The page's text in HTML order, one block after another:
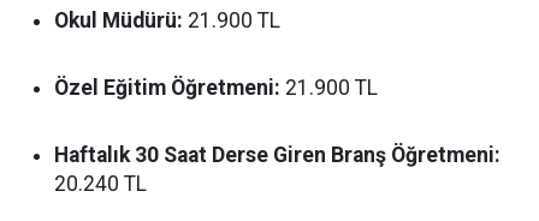
Okul Müdürü: 21.900 TL
Özel Eğitim Öğretmeni: 21.900 TL
Haftalık 30 Saat Derse Giren Branş Öğretmeni:
20.240 TL